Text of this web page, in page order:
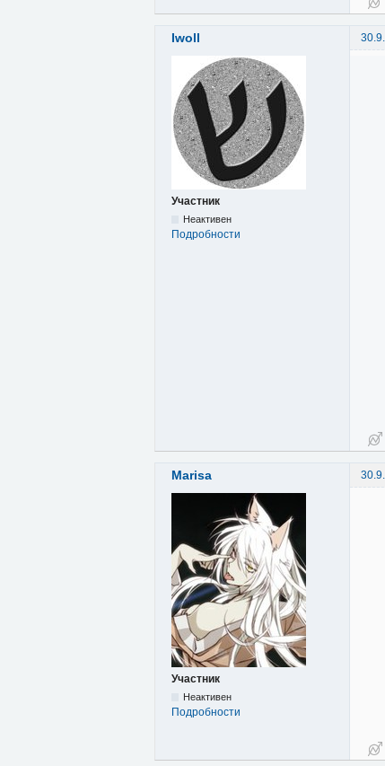
Iwoll
Участник
Неактивен
Подробности
Marisa
Участник
Неактивен
Подробности